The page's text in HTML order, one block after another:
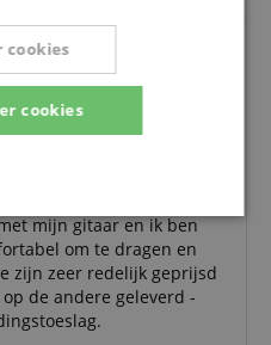
goede prijs
vertaald. Originele taal
mijn gitaar en ik ben
om te dragen en
zijn zeer redelijk geprijsd
de andere geleverd -
cookies
cookies
Gericht op
Niet-